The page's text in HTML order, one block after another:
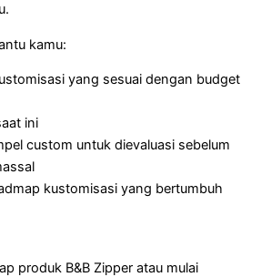
kamu:
yang sesuai dengan budget
ini
custom untuk dievaluasi sebelum
kustomisasi yang bertumbuh
produk B&B Zipper atau mulai